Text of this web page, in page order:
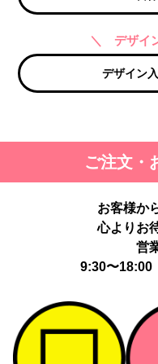
＼ デザイ
デザイン
ご注文・
お客様か
心よりお
営
9:30〜18:00